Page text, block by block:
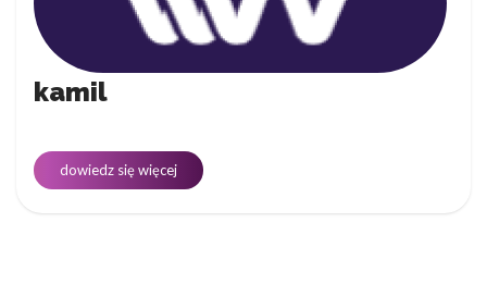
kamil
dowiedz się więcej